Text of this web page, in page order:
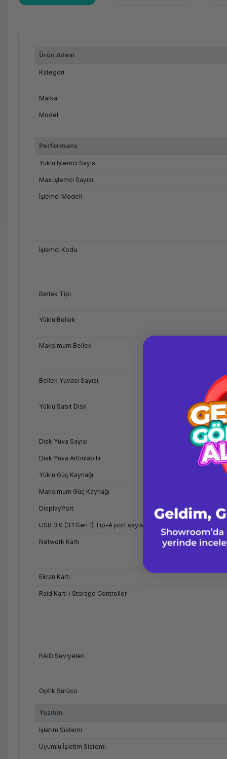
Ürün Ailesi
Kategori
Marka
Model
Performans
Yüklü İşlemci Sayısı
Max.İşlemci Sayısı
İşlemci Modeli
İşlemci Kodu
Bellek Tipi
Yüklü Bellek
Maksimum Bellek
Bellek Yuvası Sayısı
Yüklü Sabit Disk
Disk Yuva Sayısı
Disk Yuva Arttırılabilir
Yüklü Güç Kaynağı
Maksimum Güç Kaynağı
DisplayPort
USB 3.0 (3.1 Gen 1) Tip-A port sayısı
Network Kartı
Ekran Kartı
Raid Kartı / Storage Controller
RAID Seviyeleri
Optik Sürücü
Yazılım
İşletim Sistemi
Uyumlu İşletim Sistemi